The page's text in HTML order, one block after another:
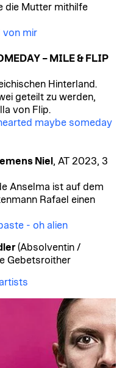
die Mutter mithilfe
von mir
– MILE & FLIP
Hinterland.
geteilt zu werden,
von Flip.
maybe someday
Niel , AT 2023, 3
Anselma ist auf dem
Rafael einen
- oh alien
(Absolventin /
Gebetsroither